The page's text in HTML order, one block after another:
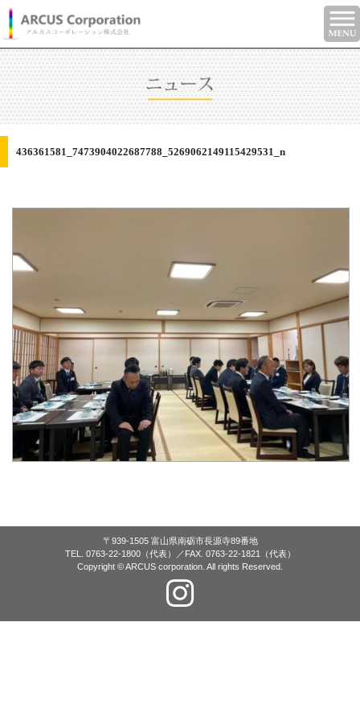
436361581_7473904022687788_5269062149115429531_n
〒939-1505 富山県南砺市長源寺89番地
TEL. 0763-22-1800（代表）／FAX. 0763-22-1821（代表）
Copyright © ARCUS corporation. All rights Reserved.